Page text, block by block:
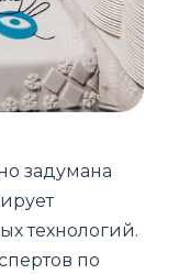
задумана
технологий.
по